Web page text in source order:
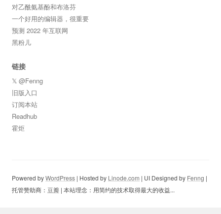
对乙酰氨基酚和布洛芬
一个好用的编辑器，很重要
预测 2022 年互联网
黑粉儿
链接
𝕏 @Fenng
旧版入口
订阅本站
Readhub
霍炬
Powered byWordPress | Hosted by Linode.com | UI Designed by Fenng |
托管赞助商： 豆瓣 | 本站理念：用简约的技术取得最大的收益...